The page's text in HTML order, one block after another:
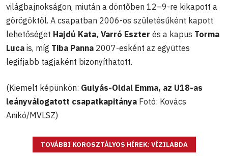
világbajnokságon, miután a döntőben 12–9-re kikapott a
görögöktől. A csapatban 2006-os születésűként kapott
lehetőséget Hajdú Kata, Varró Eszter és a kapus Torma
Luca is, míg Tiba Panna 2007-esként az együttes
legifjabb tagjaként bizonyíthatott.
(Kiemelt képünkön: Gulyás-Oldal Emma, az U18-as
leányválogatott csapatkapitánya Fotó: Kovács
Anikó/MVLSZ)
TOVÁBBI KOROSZTÁLYOS HÍREK: VÍZILABDA